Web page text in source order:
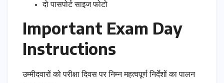
दो पासपोर्ट साइज फोटो
Important Exam Day
Instructions
उम्मीदवारों को परीक्षा दिवस पर निम्न महत्वपूर्ण निर्देशों का पालन